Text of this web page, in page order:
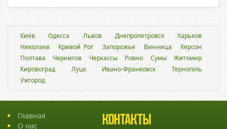
Киев Одесса Львов Днепропетровск
Харьков
Николаев
Кривой Рог Запорожье Винница
Херсон
Полтава
Чернигов Черкассы Ровно Сумы
Житомир
Кировоград
Луцк Ивано-Франковск
Тернопіль
Ужгород
Главная
О нас
Контакты